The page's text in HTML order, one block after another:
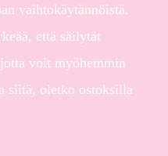
vaihtokäytännöistä.
että säilytät
voit myöhemmin
siitä, oletko ostoksilla